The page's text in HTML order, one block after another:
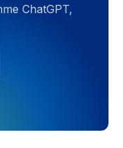
ChatGPT,